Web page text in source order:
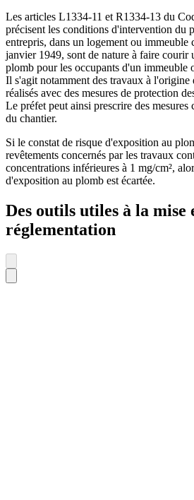
Les articles L1334-11 et R1334-13 du
précisent les conditions d'intervention du
entrepris, dans un logement ou immeuble
janvier 1949, sont de nature à faire courir
plomb pour les occupants d'un immeuble
Il s'agit notamment des travaux à l'origine
réalisés avec des mesures de protection
Le préfet peut ainsi prescrire des
du chantier.
Si le constat de risque d'exposition au
revêtements concernés par les travaux
concentrations inférieures à 1 mg/cm²,
d'exposition au plomb est écartée.
Des outils utiles à la mise
réglementation